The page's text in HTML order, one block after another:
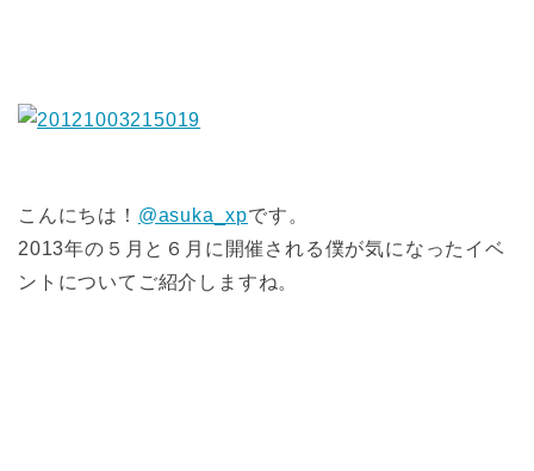
こんにちは！ @asuka_xpです。
2013年の５月と６月に開催される僕が気になったイベ
ントについてご紹介しますね。